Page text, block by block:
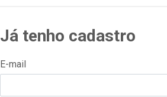
Já tenho cadastro
E-mail